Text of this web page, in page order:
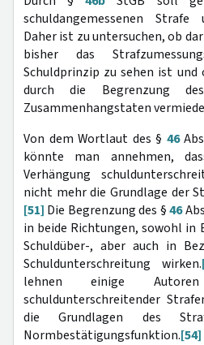
schuldangemessenen
Daher ist zu untersuchen, ob
bisher das
Schuldprinzip zu sehen ist
durch die Begrenzung
Zusammenhangstaten
Von dem Wortlaut des § 46
könnte man annehmen,
Verhängung
nicht mehr die Grundlage der
[51] Die Begrenzung des §46
in beide Richtungen, sowohl in
Schuldüber-, aber auch in
Schuldunterschreitung wirken.
lehnen einige
schuldunterschreitender
die Grundlagen des
Normbestätigungsfunktion.[54]